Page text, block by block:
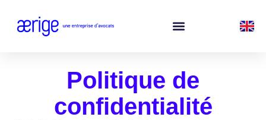
Politique de
confidentialité